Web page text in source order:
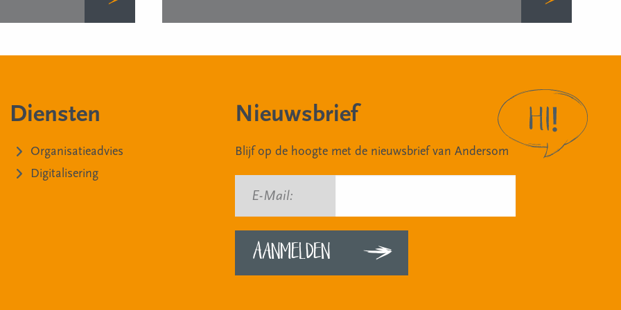
Diensten
Organisatieadvies
Digitalisering
Nieuwsbrief
Blijf op de hoogte met de nieuwsbrief van Andersom
E-Mail: